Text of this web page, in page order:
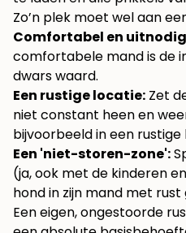
Zo’n plek moet wel aan
Comfortabel en
comfortabele mand is de
dwars waard.
Een rustige locatie: Zet
niet constant heen en
bijvoorbeeld in een
Een 'niet-storen-zone':
(ja, ook met de kinderen
hond in zijn mand met
Een eigen, ongestoorde